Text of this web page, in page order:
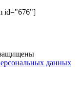
id="676"]
данных